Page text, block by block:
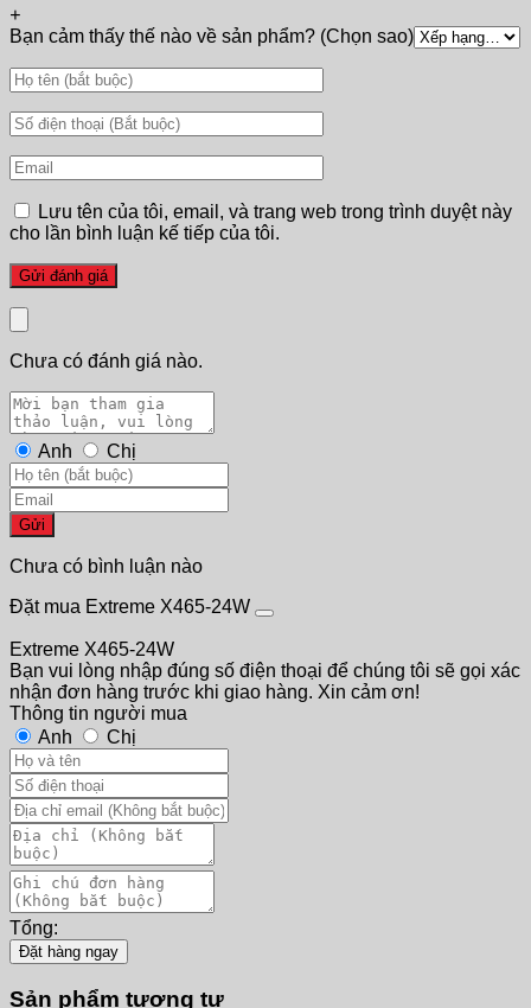
+
Bạn cảm thấy thế nào về sản phẩm? (Chọn sao)
Lưu tên của tôi, email, và trang web trong trình duyệt này
cho lần bình luận kế tiếp của tôi.
Chưa có đánh giá nào.
Anh Chị
Gửi
Chưa có bình luận nào
Đặt mua Extreme X465-24W
Extreme X465-24W
Bạn vui lòng nhập đúng số điện thoại để chúng tôi sẽ gọi xác
nhận đơn hàng trước khi giao hàng. Xin cảm ơn!
Thông tin người mua
Anh
Chị
Tổng:
Đặt hàng ngay
Sản phẩm tương tự